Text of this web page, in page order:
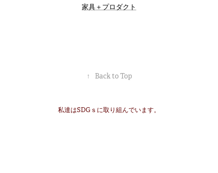
家具＋プロダクト
↑ Back to Top
私達はSDGｓに取り組んでいます。